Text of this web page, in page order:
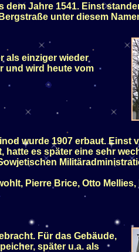
Jahre 1541. Einst
unter diesem
als einziger wieder
und wird heute vom
wurde 1907 erbaut. Einst
es später eine sehr
Pierre Brice, Otto
Für das Gebäude,
später u.a. als